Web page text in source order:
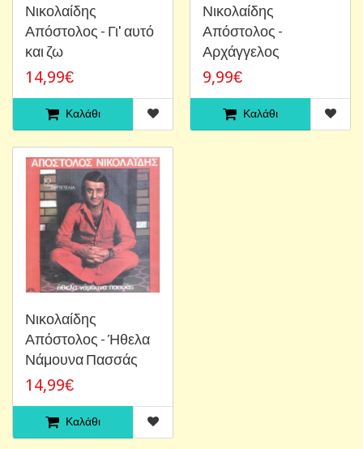
Νικολαίδης
Απόστολος - Γι' αυτό
και ζω
14,99€
Καλάθι
Νικολαίδης
Απόστολος -
Αρχάγγελος
9,99€
Καλάθι
Νικολαίδης
Απόστολος - Ήθελα
Νάμουνα Πασσάς
14,99€
Καλάθι